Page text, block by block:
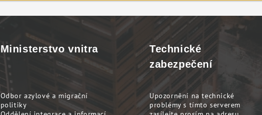
Ministerstvo vnitra
Odbor azylové a migrační
politiky
Technické
zabezpečení
Upozornění na technické
problémy s tímto serverem